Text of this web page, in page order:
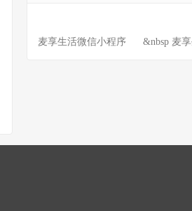
麦享生活微信小程序 &nbsp 麦享